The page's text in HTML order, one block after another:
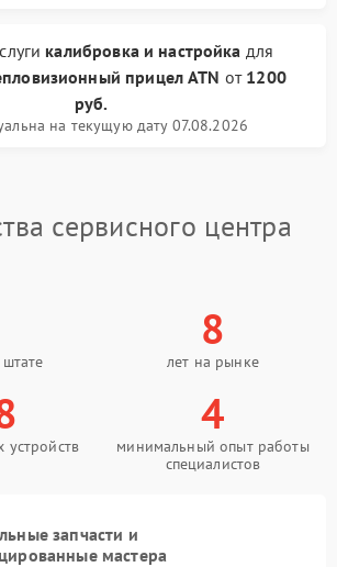
калибровка и настройка для
прицел ATN от 1200
руб.
на текущую дату 07.08.2026
сервисного центра
8
лет на рынке
4
минимальный опыт работы
специалистов
запчасти и
мастера